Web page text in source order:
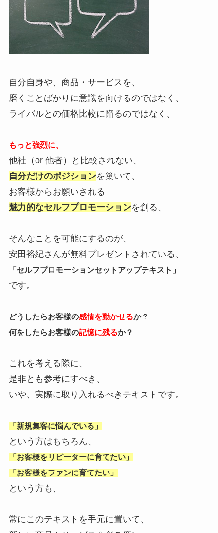
自分自身や、商品・サービスを、
磨くことばかりに意識を向けるのではなく、
ライバルとの価格比較に陥るのではなく、
もっと強烈に、
他社（or 他者）と比較されない、
自分だけのポジションを築いて、
お客様からお願いされる
魅力的なセルフプロモーションを創る、
そんなことを可能にするのが、
安田裕紀さんが無料プレゼントされている、
「セルフプロモーションセットアップテキスト」
です。
どうしたらお客様の感情を動かせるか？
何をしたらお客様の記憶に残るか？
これを考える際に、
是非とも参考にすべき、
いや、実際に取り入れるべきテキストです。
「新規集客に悩んでいる」
という方はもちろん、
「お客様をリピーターに育てたい」
「お客様をファンに育てたい」
という方も、
常にこのテキストを手元に置いて、